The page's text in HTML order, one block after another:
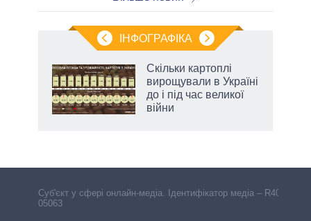
ІНФОГРАФІКА
Скільки картоплі
вирощували в Україні
до і під час великої
війни
Cуб'єкт у сфері онлайн-медіа. Ідентифікатор медіа – R40-
05063